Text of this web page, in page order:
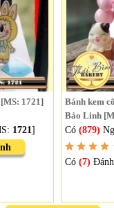
1721]
1721]
Bánh kem
Bảo Linh
Có (879)
Có (7)